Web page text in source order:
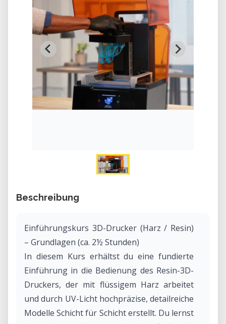
Beschreibung
Einführungskurs 3D-Drucker (Harz / Resin)
– Grundlagen (ca. 2½ Stunden)
In diesem Kurs erhältst du eine fundierte
Einführung in die Bedienung des Resin-3D-
Druckers, der mit flüssigem Harz arbeitet
und durch UV-Licht hochpräzise, detailreiche
Modelle Schicht für Schicht erstellt. Du lernst